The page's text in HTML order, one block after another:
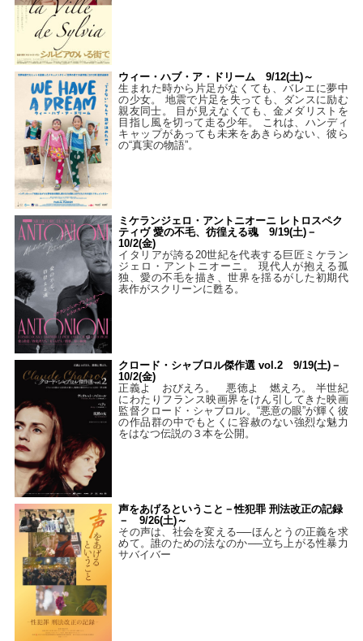
ウィー・ハブ・ア・ドリーム 9/12(土)～
生まれた時から片足がなくても、バレエに夢中
の少女。 地震で片足を失っても、ダンスに励む
親友同士。 目が見えなくても、金メダリストを
目指し風を切って走る少年。 これは、ハンディ
キャップがあっても未来をあきらめない、彼ら
の“真実の物語”。
ミケランジェロ・アントニオーニ レトロスペク
ティヴ 愛の不毛、彷徨える魂 9/19(土)－
10/2(金)
イタリアが誇る20世紀を代表する巨匠ミケラン
ジェロ・アントニオーニ。 現代人が抱える孤
独、愛の不毛を描き、世界を揺るがした初期代
表作がスクリーンに甦る。
クロード・シャブロル傑作選 vol.2 9/19(土)－
10/2(金)
正義よ おびえろ。 悪徳よ 燃えろ。 半世紀
にわたりフランス映画界をけん引してきた映画
監督クロード・シャブロル。“悪意の眼”が輝く彼
の作品群の中でもとくに容赦のない強烈な魅力
をはなつ伝説の３本を公開。
声をあげるということ－性犯罪 刑法改正の記録
－ 9/26(土)～
その声は、社会を変える──ほんとうの正義を求
めて。誰のための法なのか──立ち上がる性暴力
サバイバー